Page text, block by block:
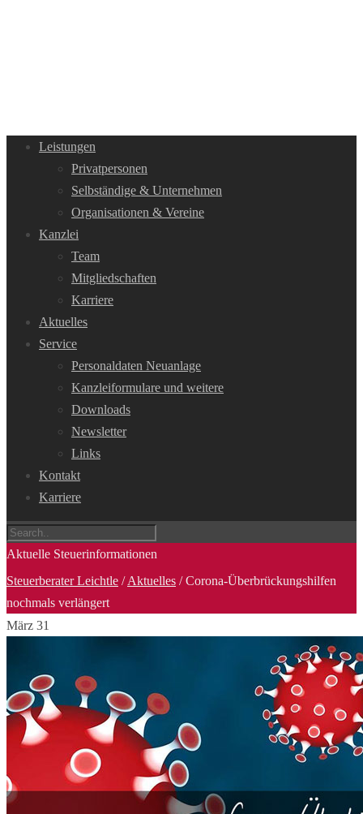
Leistungen
Privatpersonen
Selbständige & Unternehmen
Organisationen & Vereine
Kanzlei
Team
Mitgliedschaften
Karriere
Aktuelles
Service
Personaldaten Neuanlage
Kanzleiformulare und weitere
Downloads
Newsletter
Links
Kontakt
Karriere
Aktuelle Steuerinformationen
Steuerberater Leichtle /Aktuelles /Corona-Überbrückungshilfen
nochmals verlängert
März 31